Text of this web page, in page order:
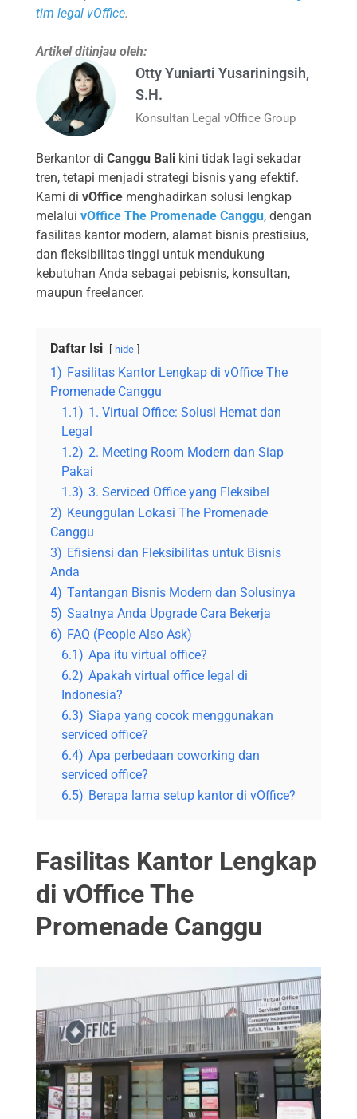
tim legal vOffice.
Artikel ditinjau oleh:
Otty Yuniarti Yusariningsih,
S.H.
Konsultan Legal vOffice Group
Berkantor di Canggu Bali kini tidak lagi sekadar
tren, tetapi menjadi strategi bisnis yang efektif.
Kami di vOffice menghadirkan solusi lengkap
melalui vOffice The Promenade Canggu, dengan
fasilitas kantor modern, alamat bisnis prestisius,
dan fleksibilitas tinggi untuk mendukung
kebutuhan Anda sebagai pebisnis, konsultan,
maupun freelancer.
Daftar Isi hide
1) Fasilitas Kantor Lengkap di vOffice The
Promenade Canggu
1.1) 1. Virtual Office: Solusi Hemat dan
Legal
1.2) 2. Meeting Room Modern dan Siap
Pakai
1.3) 3. Serviced Office yang Fleksibel
2) Keunggulan Lokasi The Promenade
Canggu
3) Efisiensi dan Fleksibilitas untuk Bisnis
Anda
4) Tantangan Bisnis Modern dan Solusinya
5) Saatnya Anda Upgrade Cara Bekerja
6) FAQ (People Also Ask)
6.1) Apa itu virtual office?
6.2) Apakah virtual office legal di
Indonesia?
6.3) Siapa yang cocok menggunakan
serviced office?
6.4) Apa perbedaan coworking dan
serviced office?
6.5) Berapa lama setup kantor di vOffice?
Fasilitas Kantor Lengkap
di vOffice The
Promenade Canggu